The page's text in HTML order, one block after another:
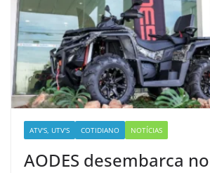
ATV'S, UTV'S COTIDIANO NOTÍCIAS
AODES desembarca